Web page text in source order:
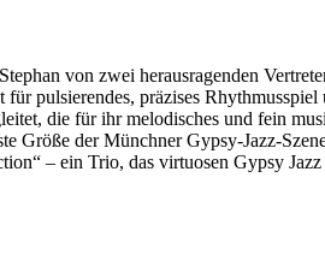
von zwei herausragenden
pulsierendes, präzises
die für ihr melodisches und fein
Größe der Münchner Gypsy-Jazz-
– ein Trio, das virtuosen Gypsy